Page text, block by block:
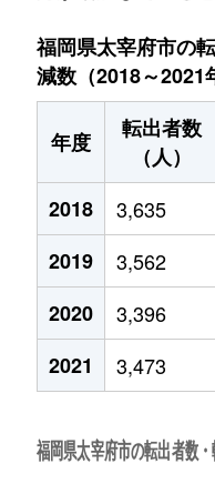
福岡県太宰府市の
減数（2018～2021
年度
転出者数
（人）
2018
3,635
2019
3,562
2020
3,396
2021
3,473